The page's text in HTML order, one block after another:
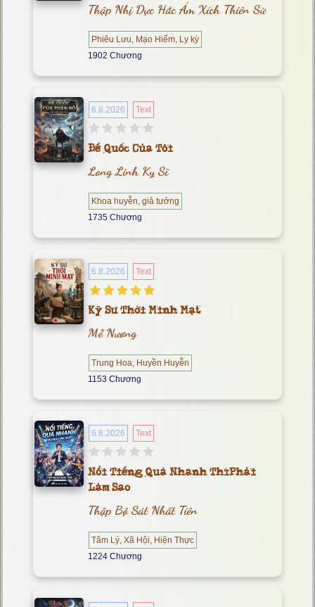
Thập Nhị Dực Hắc Ám Xích Thiên Sứ
Phiêu Lưu, Mạo Hiểm, Ly kỳ
1902 Chương
6.8.2026 Text
Đế Quốc Của Tôi
Long Linh Kỵ Sĩ
Khoa huyễn, giả tưởng
1735 Chương
6.8.2026 Text
Kỹ Sư Thời Minh Mạt
Mễ Nương
Trung Hoa, Huyền Huyễn
1153 Chương
6.8.2026 Text
Nổi Tiếng Quá Nhanh Thì Phải
Làm Sao
Thập Bộ Sát Nhất Tiên
Tâm Lý, Xã Hội, Hiện Thực
1224 Chương